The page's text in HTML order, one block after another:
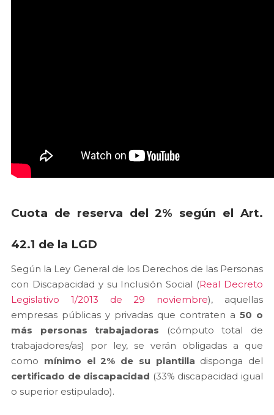
Cuota de reserva del 2% según el Art.
42.1 de la LGD
Según la Ley General de los Derechos de las Personas
con Discapacidad y su Inclusión Social (Real Decreto
Legislativo 1/2013 de 29 noviembre), aquellas
empresas públicas y privadas que contraten a 50 o
más personas trabajadoras (cómputo total de
trabajadores/as) por ley, se verán obligadas a que
como mínimo el 2% de su plantilla disponga del
certificado de discapacidad (33% discapacidad igual
o superior estipulado).